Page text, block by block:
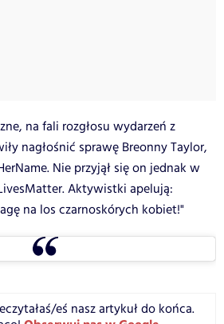
na fali rozgłosu wydarzeń z
nagłośnić sprawę Breonny Taylor,
Nie przyjął się on jednak w
Aktywistki apelują:
na los czarnoskórych kobiet!"
eś nasz artykuł do końca.